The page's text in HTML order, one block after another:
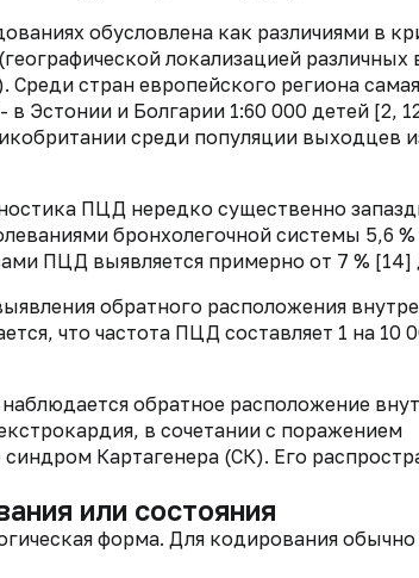
обусловлена как различиями в
локализацией различных
стран европейского региона
в Эстонии и Болгарии 1:60 000 детей [2,
среди популяции выходцев
ПЦД нередко существенно
бронхолегочной системы 5,6 %
ПЦД выявляется примерно от 7 % [14]
обратного расположения
что частота ПЦД составляет 1 на 10
обратное расположение
в сочетании с поражением
Картагенера (СК). Его
или состояния
форма. Для кодирования обычно